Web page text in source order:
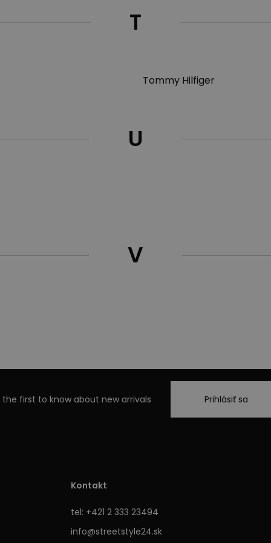
T
Tommy Hilfiger
U
V
the first to know about new arrivals Prihlásiť sa
Kontakt
tel: +421 2 333 23494
info@streetstyle24.sk